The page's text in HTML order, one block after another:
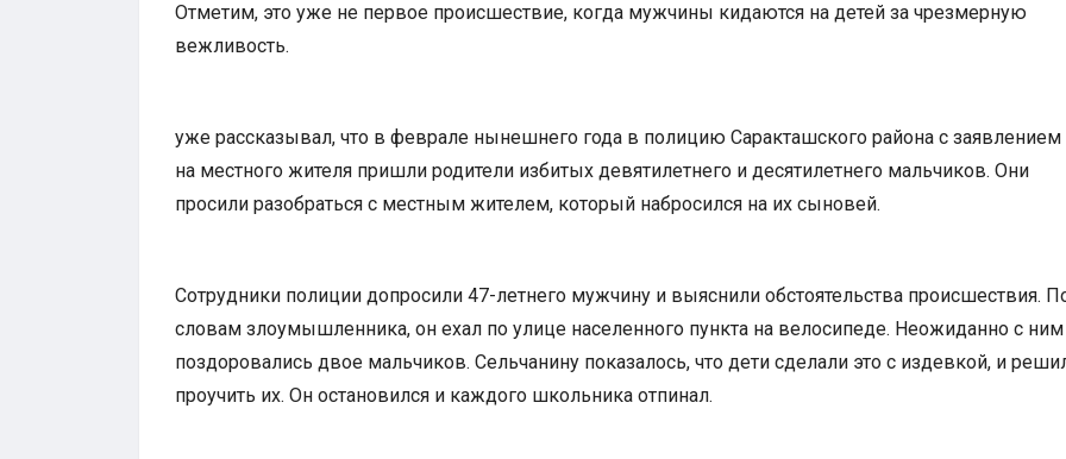
Отметим, это уже не первое происшествие, когда мужчины кидаются на детей за чрезмерную
вежливость.
уже рассказывал, что в феврале нынешнего года в полицию Саракташского района с заявлением
на местного жителя пришли родители избитых девятилетнего и десятилетнего мальчиков. Они
просили разобраться с местным жителем, который набросился на их сыновей.
Сотрудники полиции допросили 47-летнего мужчину и выяснили обстоятельства происшествия.
словам злоумышленника, он ехал по улице населенного пункта на велосипеде. Неожиданно с ним
поздоровались двое мальчиков. Сельчанину показалось, что дети сделали это с издевкой, и
проучить их. Он остановился и каждого школьника отпинал.